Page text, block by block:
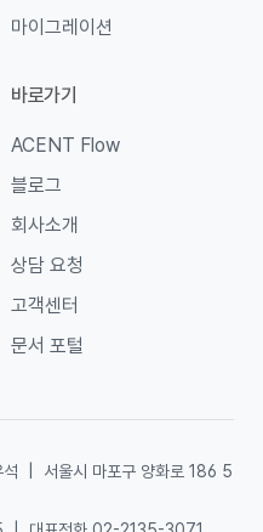
마이그레이션
바로가기
ACENT Flow
블로그
회사소개
상담 요청
고객센터
문서 포털
서울시 마포구 양화로 186 5